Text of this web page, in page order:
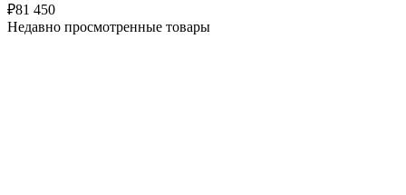
₽81 450
Недавно просмотренные товары